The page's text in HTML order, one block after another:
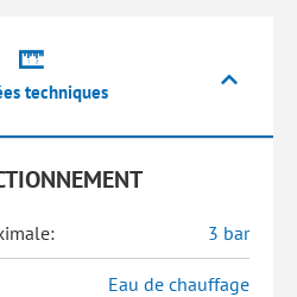
techniques
3 bar
Eau de chauffage